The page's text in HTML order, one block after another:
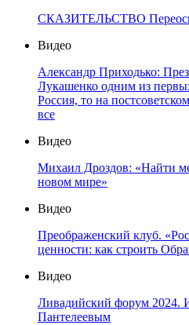
СКАЗИТЕЛЬСТВО
Видео
Александр Приходько:
Лукашенко одним из
Россия, то на
все
Видео
Михаил Дроздов: «Найти
новом мире»
Видео
Преображенский клуб.
ценности: как строить
Видео
Ливадийский форум 2024.
Пантелеевым